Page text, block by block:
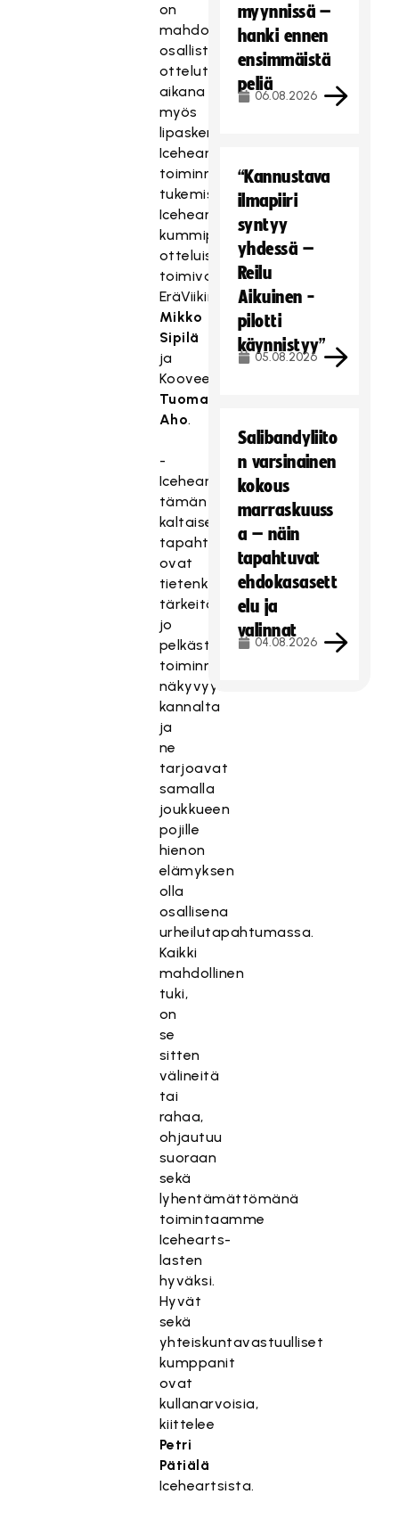
on
mahdollisuus
osallistua
ottelutapahtuman
aikana
myös
lipaskeräykseen
Iceheartsin
toiminnan
tukemiseksi.
Icehearts-
kummipelaajina
otteluissa
toimivat
EräViikinkien
Mikko
Sipilä
ja
Kooveen
Tuomas
Aho.
-
Iceheartsille
tämän
kaltaiset
tapahtumat
ovat
tietenkin
tärkeitä
jo
pelkästään
toiminnan
näkyvyyden
kannalta
ja
ne
tarjoavat
samalla
joukkueen
pojille
hienon
elämyksen
olla
osallisena
urheilutapahtumassa.
Kaikki
mahdollinen
tuki,
on
se
sitten
välineitä
tai
rahaa,
ohjautuu
suoraan
sekä
lyhentämättömänä
toimintaamme
Icehearts-
lasten
hyväksi.
Hyvät
sekä
yhteiskuntavastuulliset
kumppanit
ovat
kullanarvoisia,
kiittelee
Petri
Pätiälä
Iceheartsista.
myynnissä –
hanki ennen
ensimmäistä
peliä
06.08.2026
“Kannustava
ilmapiiri
syntyy
yhdessä –
Reilu
Aikuinen -
pilotti
käynnistyy”
05.08.2026
Salibandyliito
n varsinainen
kokous
marraskuuss
a – näin
tapahtuvat
ehdokasasett
elu ja
valinnat
04.08.2026